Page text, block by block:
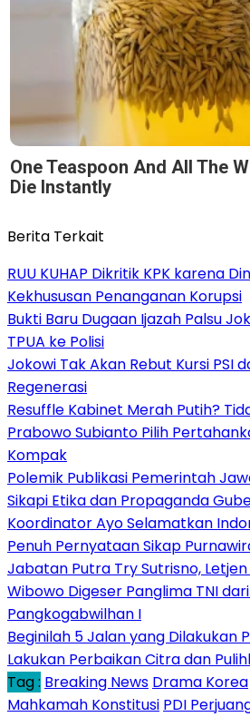
One Teaspoon And All The
Die Instantly
Berita Terkait
RUU KUHAP Dikritik KPK karena
Kekhususan Penanganan Korupsi
Bukti Baru Dugaan Ijazah Palsu
TPUA ke Polisi
Jokowi Tak Akan Rebut Kursi PSI
Regenerasi
Resuffle Kabinet Merah Putih?
Prabowo Subianto Pilih
Kompak
Polemik Publikasi Pemerintah
Sikapi Etika dan Propaganda
Koordinator Ayo Selamatkan
Penuh Pernyataan Sikap
Jabatan Putra Try Sutrisno,
Wibowo Digeser Panglima TNI
Pangkogabwilhan I
Beginilah 5 Jalan yang Dilakukan
Lakukan Perbaikan Citra dan
Tag : Breaking News Drama Korea
Mahkamah Konstitusi PDI